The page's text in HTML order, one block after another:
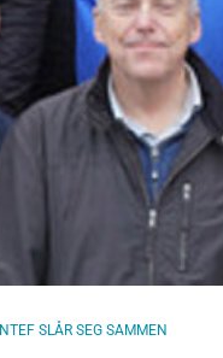
SLÅR SEG SAMMEN